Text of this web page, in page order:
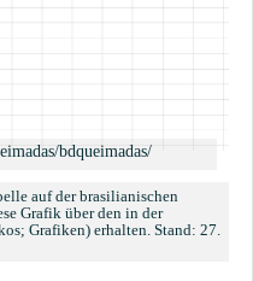
bdqueimadas/
auf der brasilianischen
Grafik über den in der
Grafiken) erhalten. Stand: 27.